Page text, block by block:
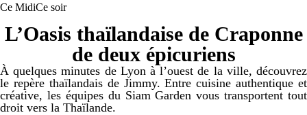
Ce MidiCe soir
L’Oasis thaïlandaise de Craponne
de deux épicuriens
À quelques minutes de Lyon à l’ouest de la ville, découvrez
le repère thaïlandais de Jimmy. Entre cuisine authentique et
créative, les équipes du Siam Garden vous transportent tout
droit vers la Thaïlande.